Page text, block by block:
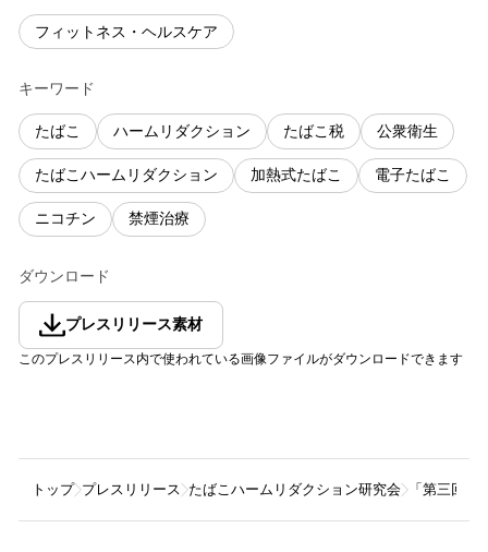
フィットネス・ヘルスケア
キーワード
たばこ ハームリダクション たばこ税 公衆衛生
たばこハームリダクション 加熱式たばこ 電子たばこ
ニコチン 禁煙治療
ダウンロード
プレスリリース素材
このプレスリリース内で使われている画像ファイルがダウンロードできます
トップ プレスリリース たばこハームリダクション研究会 「第三回